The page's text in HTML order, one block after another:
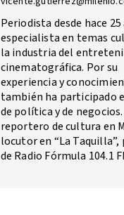
Periodista desde hace 25
especialista en temas
la industria del
cinematográfica. Por su
experiencia y
también ha participado
de política y de negocios.
reportero de cultura en
locutor en “La
de Radio Fórmula 104.1